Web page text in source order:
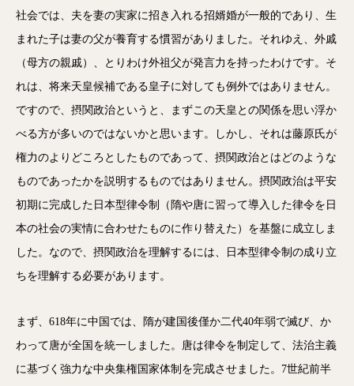
社会では、夫を妻の実家に招き入れる招婿婚が一般的であり、生
まれた子は妻の父が養育する慣習がありました。それゆえ、外戚
（母方の親戚）、とりわけ外祖父が発言力を持ったわけです。そ
れは、将来天皇候補である皇子に対しても例外ではありません。
ですので、摂関政治というと、まずこの天皇との関係を思い浮か
べる方が多いのではないかと思います。しかし、それは藤原氏が
権力のよりどころとしたものであって、摂関政治とはどのような
ものであったかを説明するものではありません。摂関政治は平安
初期に完成した日本型律令制（隋や唐に習って導入した律令を日
本の社会の実情に合わせたものに作り替えた）を基盤に成立しま
した。なので、摂関政治を理解するには、日本型律令制の成り立
ちを理解する必要があります。
まず、618年に中国では、隋が建国後僅か二代40年弱で滅び、か
わって唐が全国を統一しました。唐は律令を制定して、法治主義
に基づく強力な中央集権国家体制を完成させました。7世紀前半